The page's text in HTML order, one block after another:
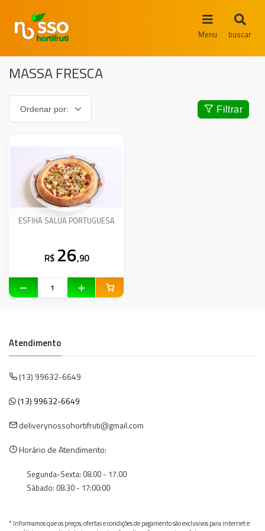
Menu buscar
MASSA FRESCA
Filtrar
ESFIHA SALUA PORTUGUESA
R$ 26,90
Atendimento
(13) 99632-6649
(13) 99632-6649
deliverynossohortifruti@gmail.com
Horário de Atendimento:
Segunda-Sexta: 08.00 - 17.00
Sábado: 08.30 - 17:00:00
* Informamos que os preços, ofertas e condições de pagamento são exclusivos para internet e